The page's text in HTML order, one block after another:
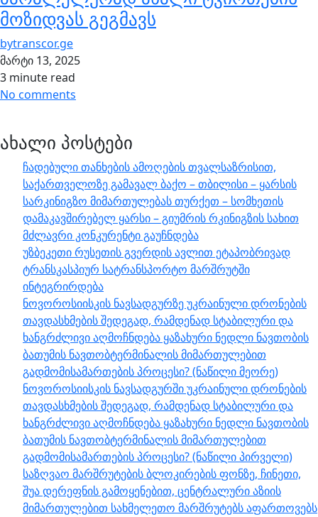
მოზიდვას გეგმავს
bytranscor.ge
მარტი 13, 2025
3 minute read
No comments
ახალი პოსტები
ჩადებული თანხების ამოღების თვალსაზრისით,
საქართველოზე გამავალ ბაქო – თბილისი – ყარსის
სარკინიგზო მიმართულებას თურქეთ – სომხეთის
დამაკავშირებელ ყარსი – გიუმრის რკინიგზის სახით
მძლავრი კონკურენტი გაუჩნდება
უზბეკეთი რუსეთის გვერდის ავლით ეტაპობრივად
ტრანსკასპიურ სატრანსპორტო მარშრუტში
ინტეგრირდება
ნოვოროსიისკის ნავსადგურზე უკრაინული დრონების
თავდასხმების შედეგად, რამდენად სტაბილური და
ხანგრძლივი აღმოჩნდება ყაზახური ნედლი ნავთობის
ბათუმის ნავთობტერმინალის მიმართულებით
გადმომისამართების პროცესი? (ნაწილი მეორე)
ნოვოროსიისკის ნავსადგურში უკრაინული დრონების
თავდასხმების შედეგად, რამდენად სტაბილური და
ხანგრძლივი აღმოჩნდება ყაზახური ნედლი ნავთობის
ბათუმის ნავთობტერმინალის მიმართულებით
გადმომისამართების პროცესი? (ნაწილი პირველი)
საზღვაო მარშრუტების ბლოკირების ფონზე, ჩინეთი,
შუა დერეფნის გამოყენებით, ცენტრალური აზიის
მიმართულებით სახმელეთო მარშრუტებს აფართოვებს